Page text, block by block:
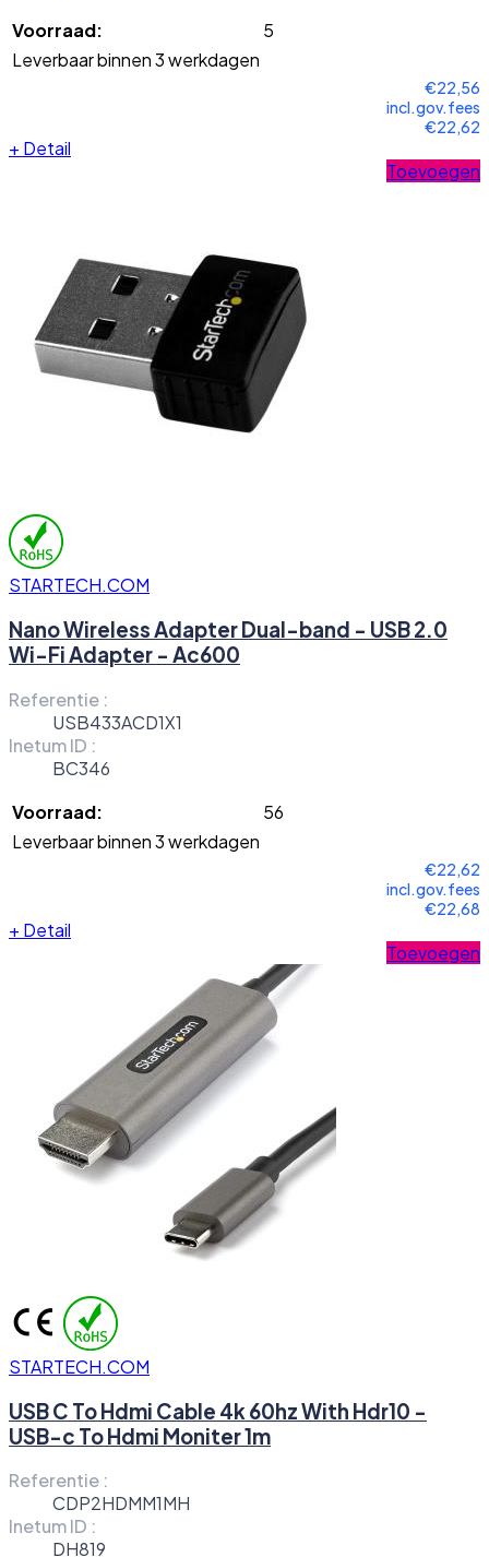
Voorraad:
5
Leverbaar binnen 3 werkdagen
€22,56
incl.gov.fees
€22,62
+ Detail
Toevoegen
STARTECH.COM
Nano Wireless Adapter Dual-band - USB 2.0
Wi-Fi Adapter - Ac600
Referentie :
USB433ACD1X1
Inetum ID :
BC346
Voorraad:
56
Leverbaar binnen 3 werkdagen
€22,62
incl.gov.fees
€22,68
+ Detail
Toevoegen
STARTECH.COM
USB C To Hdmi Cable 4k 60hz With Hdr10 -
USB-c To Hdmi Moniter 1m
Referentie :
CDP2HDMM1MH
Inetum ID :
DH819